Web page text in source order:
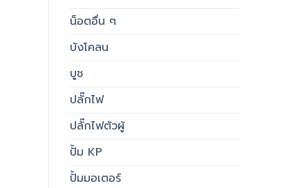
น็อตอื่น ๆ
บังโคลน
บูช
ปลั๊กไฟ
ปลั๊กไฟตัวผู้
ปั้ม KP
ปั้มมอเตอร์